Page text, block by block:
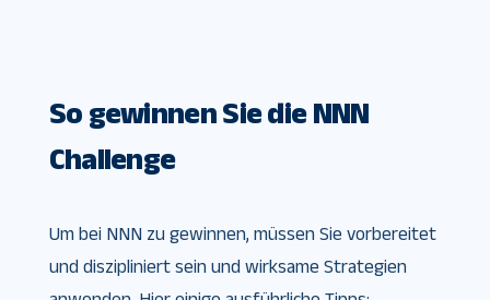
So gewinnen Sie die NNN
Challenge
Um bei NNN zu gewinnen, müssen Sie vorbereitet
und diszipliniert sein und wirksame Strategien